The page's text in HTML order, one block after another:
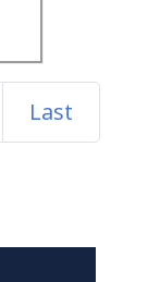
Last